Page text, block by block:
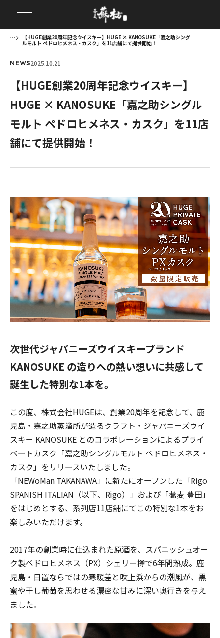
【HUGE創業20周年記念ウイスキー】HUGE × KANOSUKE「嘉之助シング
ルモルト ペドロヒメネス・カスク」を11店舗にて提供開始！
NEWS2025.10.21
【HUGE創業20周年記念ウイスキー】
HUGE × KANOSUKE「嘉之助シングル
モルト ペドロヒメネス・カスク」を11店
舗にて提供開始！
次世代ジャパニーズウイスキーブランド
KANOSUKE の造りへの熱い想いに共感して
誕生した特別な1本を。
この度、株式会社HUGEは、創業20周年を記念して、鹿
児島・嘉之助蒸溜所が造るクラフト・ジャパニーズウイ
スキー KANOSUKE とのコラボレーションによるプライ
ベートカスク「嘉之助シングルモルト ペドロヒメネス・
カスク」をリリースいたしました。
「NEWoMan TAKANAWA」に新たにオープンした「Rigo
SPANISH ITALIAN（以下、Rigo）」および「蕎麦 豊田」
をはじめとする、系列店11店舗にてこの特別な1本をお
楽しみいただけます。
2017年の創業時に仕込まれた原酒を、スパニッシュオー
ク製ペドロヒメネス（PX）シェリー樽で6年間熟成。鹿
児島・日置ならではの寒暖差と吹上浜からの潮風が、黒
蜜や干し葡萄を思わせる濃密な甘みに深い奥行きを与え
ました。